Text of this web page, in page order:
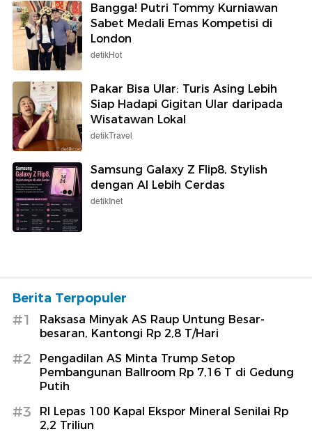
Bangga! Putri Tommy Kurniawan
Sabet Medali Emas Kompetisi di
London
detikHot
Pakar Bisa Ular: Turis Asing Lebih
Siap Hadapi Gigitan Ular daripada
Wisatawan Lokal
detikTravel
Samsung Galaxy Z Flip8, Stylish
dengan AI Lebih Cerdas
detikInet
Berita Terpopuler
#1
Raksasa Minyak AS Raup Untung Besar-
besaran, Kantongi Rp 2,8 T/Hari
#2
Pengadilan AS Minta Trump Setop
Pembangunan Ballroom Rp 7,16 T di Gedung
Putih
#3
RI Lepas 100 Kapal Ekspor Mineral Senilai Rp
2,2 Triliun